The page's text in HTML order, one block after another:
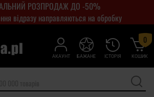
РОЗПРОДАЖ ДО -50%
відразу направляються на обробку
АКАУНТ ІСТОРІЯ
БАЖАНЕ КОШИК
0